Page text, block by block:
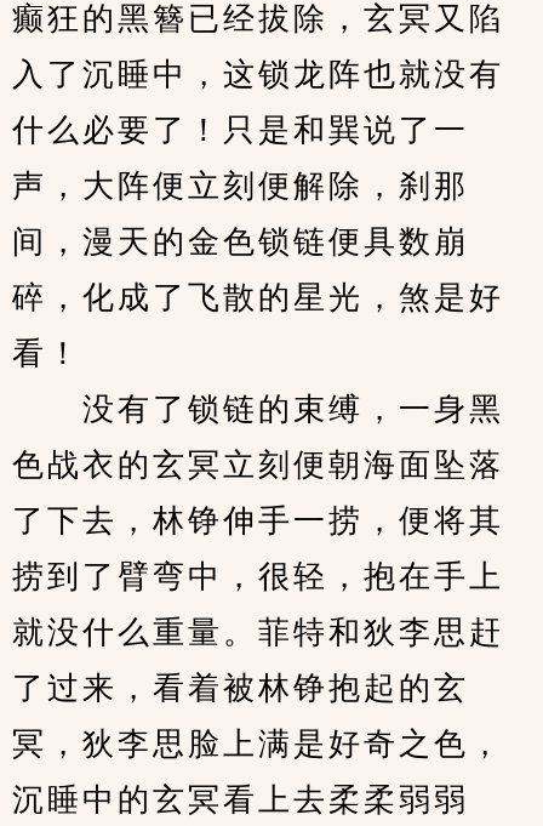
癫狂的黑簪已经拔除，玄冥又陷
入了沉睡中，这锁龙阵也就没有
什么必要了！只是和巽说了一
声，大阵便立刻便解除，刹那
间，漫天的金色锁链便具数崩
碎，化成了飞散的星光，煞是好
看！
没有了锁链的束缚，一身黑
色战衣的玄冥立刻便朝海面坠落
了下去，林铮伸手一捞，便将其
捞到了臂弯中，很轻，抱在手上
就没什么重量。菲特和狄李思赶
了过来，看着被林铮抱起的玄
冥，狄李思脸上满是好奇之色，
沉睡中的玄冥看上去柔柔弱弱